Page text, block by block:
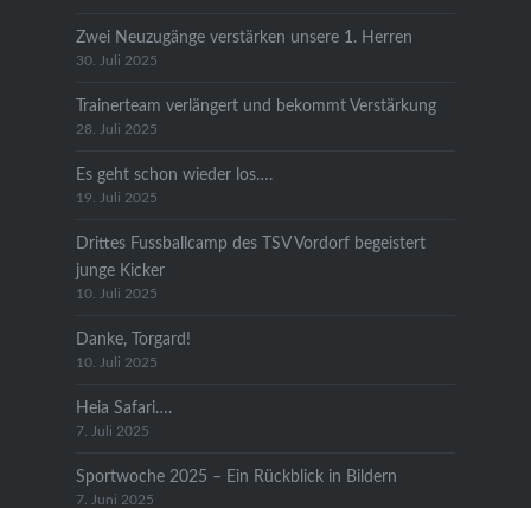
Zwei Neuzugänge verstärken unsere 1. Herren
30. Juli 2025
Trainerteam verlängert und bekommt Verstärkung
28. Juli 2025
Es geht schon wieder los….
19. Juli 2025
Drittes Fussballcamp des TSV Vordorf begeistert
junge Kicker
10. Juli 2025
Danke, Torgard!
10. Juli 2025
Heia Safari….
7. Juli 2025
Sportwoche 2025 – Ein Rückblick in Bildern
7. Juni 2025